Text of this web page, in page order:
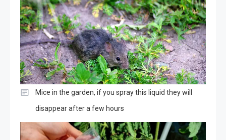
Mice in the garden, if you spray this liquid they will
disappear after a few hours